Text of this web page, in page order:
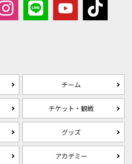
チーム
チケット・観戦
グッズ
アカデミー